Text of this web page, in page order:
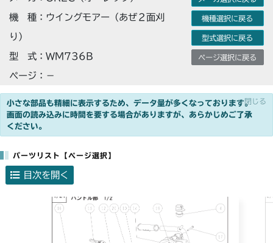
機 種：ウイングモアー（あぜ２面刈
り）
型 式：WM736B
ページ：－
機種選択に戻る
型式選択に戻る
ページ選択に戻る
小さな部品も精細に表示するため、データ量が多くなっております。
画面の読み込みに時間を要する場合がありますが、あらかじめご了承
ください。
×閉じる
パーツリスト【ページ選択】
目次を開く